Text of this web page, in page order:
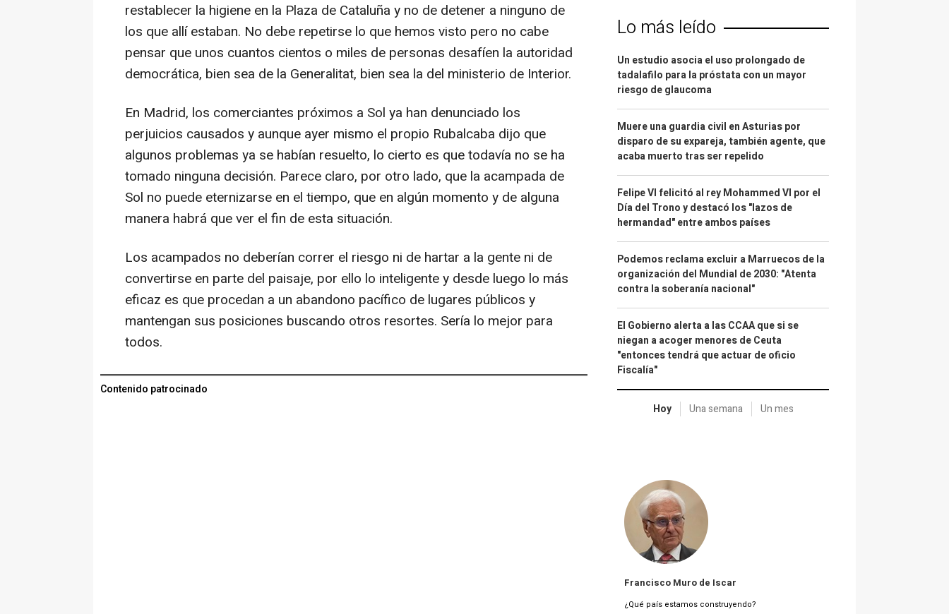
restablecer la higiene en la Plaza de Cataluña y no de detener a ninguno de
los que allí estaban. No debe repetirse lo que hemos visto pero no cabe
pensar que unos cuantos cientos o miles de personas desafíen la autoridad
democrática, bien sea de la Generalitat, bien sea la del ministerio de Interior.
En Madrid, los comerciantes próximos a Sol ya han denunciado los
perjuicios causados y aunque ayer mismo el propio Rubalcaba dijo que
algunos problemas ya se habían resuelto, lo cierto es que todavía no se ha
tomado ninguna decisión. Parece claro, por otro lado, que la acampada de
Sol no puede eternizarse en el tiempo, que en algún momento y de alguna
manera habrá que ver el fin de esta situación.
Los acampados no deberían correr el riesgo ni de hartar a la gente ni de
convertirse en parte del paisaje, por ello lo inteligente y desde luego lo más
eficaz es que procedan a un abandono pacífico de lugares públicos y
mantengan sus posiciones buscando otros resortes. Sería lo mejor para
todos.
Contenido patrocinado
Lo más leído
Un estudio asocia el uso prolongado de
tadalafilo para la próstata con un mayor
riesgo de glaucoma
Muere una guardia civil en Asturias por
disparo de su expareja, también agente, que
acaba muerto tras ser repelido
Felipe VI felicitó al rey Mohammed VI por el
Día del Trono y destacó los "lazos de
hermandad" entre ambos países
Podemos reclama excluir a Marruecos de la
organización del Mundial de 2030: "Atenta
contra la soberanía nacional"
El Gobierno alerta a las CCAA que si se
niegan a acoger menores de Ceuta
"entonces tendrá que actuar de oficio
Fiscalía"
Hoy Una semana Un mes
Francisco Muro de Iscar
¿Qué país estamos construyendo?